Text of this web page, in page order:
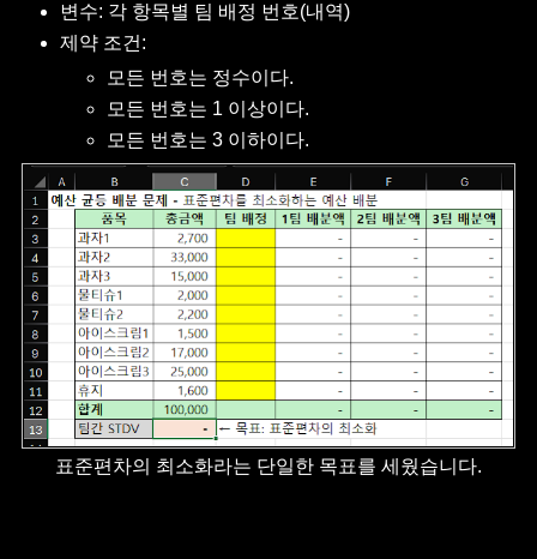
변수: 각 항목별 팀 배정 번호(내역)
제약 조건:
모든 번호는 정수이다.
모든 번호는 1 이상이다.
모든 번호는 3 이하이다.
표준편차의 최소화라는 단일한 목표를 세웠습니다.